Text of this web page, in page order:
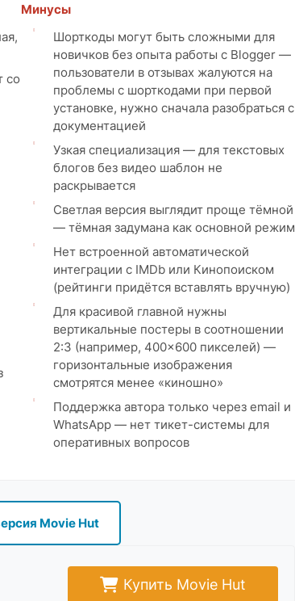
со
Минусы
Шорткоды могут быть сложными для
новичков без опыта работы с Blogger —
пользователи в отзывах жалуются на
проблемы с шорткодами при первой
установке, нужно сначала разобраться с
документацией
Узкая специализация — для текстовых
блогов без видео шаблон не
раскрывается
Светлая версия выглядит проще тёмной
— тёмная задумана как основной режим
Нет встроенной автоматической
интеграции с IMDb или Кинопоиском
(рейтинги придётся вставлять вручную)
Для красивой главной нужны
вертикальные постеры в соотношении
2:3 (например, 400×600 пикселей) —
горизонтальные изображения
смотрятся менее «киношно»
Поддержка автора только через email и
WhatsApp — нет тикет-системы для
оперативных вопросов
Movie Hut
Купить Movie Hut